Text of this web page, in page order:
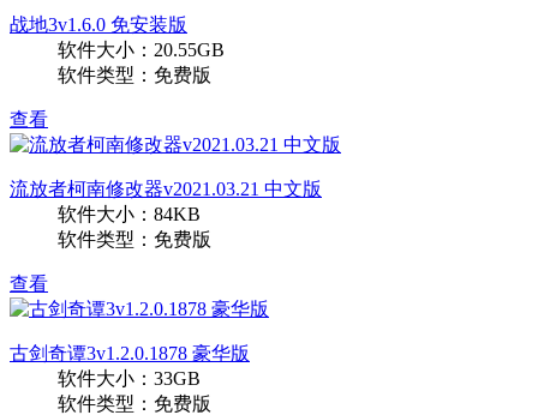
战地3v1.6.0 免安装版
软件大小：20.55GB
软件类型：免费版
查看
流放者柯南修改器v2021.03.21 中文版
软件大小：84KB
软件类型：免费版
查看
古剑奇谭3v1.2.0.1878 豪华版
软件大小：33GB
软件类型：免费版